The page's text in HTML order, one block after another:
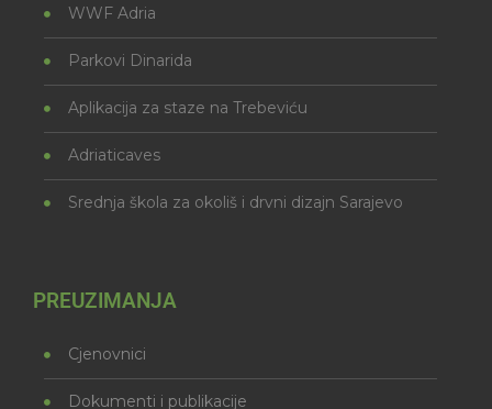
WWF Adria
Parkovi Dinarida
Aplikacija za staze na Trebeviću
Adriaticaves
Srednja škola za okoliš i drvni dizajn Sarajevo
PREUZIMANJA
Cjenovnici
Dokumenti i publikacije